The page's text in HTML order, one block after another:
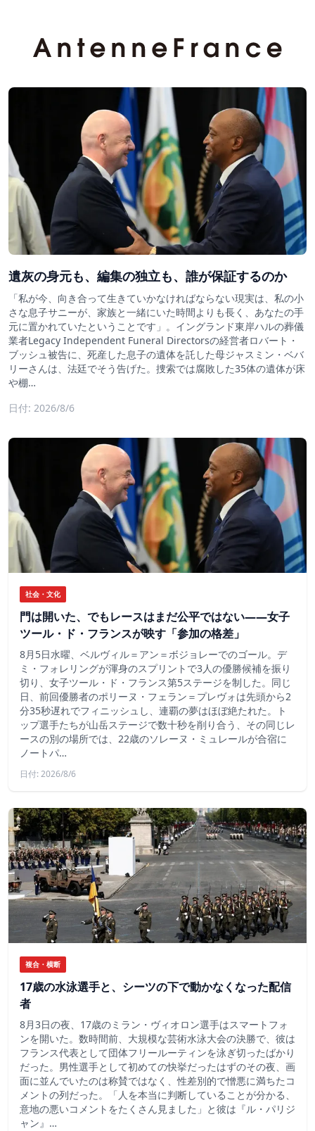
遺灰の身元も、編集の独立も、誰が保証するのか
「私が今、向き合って生きていかなければならない現実は、私の小
さな息子サニーが、家族と一緒にいた時間よりも長く、あなたの手
元に置かれていたということです」。イングランド東岸ハルの葬儀
業者Legacy Independent Funeral Directorsの経営者ロバート・
ブッシュ被告に、死産した息子の遺体を託した母ジャスミン・ベバ
リーさんは、法廷でそう告げた。捜索では腐敗した35体の遺体が床
や棚…
日付: 2026/8/6
社会・文化
門は開いた、でもレースはまだ公平ではない――女子
ツール・ド・フランスが映す「参加の格差」
8月5日水曜、ベルヴィル＝アン＝ボジョレーでのゴール。デ
ミ・フォレリングが渾身のスプリントで3人の優勝候補を振り
切り、女子ツール・ド・フランス第5ステージを制した。同じ
日、前回優勝者のポリーヌ・フェラン＝プレヴォは先頭から2
分35秒遅れでフィニッシュし、連覇の夢はほぼ絶たれた。ト
ップ選手たちが山岳ステージで数十秒を削り合う、その同じレ
ースの別の場所では、22歳のソレーヌ・ミュレールが合宿に
ノートパ…
日付: 2026/8/6
複合・横断
17歳の水泳選手と、シーツの下で動かなくなった配信
者
8月3日の夜、17歳のミラン・ヴィオロン選手はスマートフォ
ンを開いた。数時間前、大規模な芸術水泳大会の決勝で、彼は
フランス代表として団体フリールーティンを泳ぎ切ったばかり
だった。男性選手として初めての快挙だったはずのその夜、画
面に並んでいたのは称賛ではなく、性差別的で憎悪に満ちたコ
メントの列だった。「人を本当に判断していることが分かる、
意地の悪いコメントをたくさん見ました」と彼は『ル・パリジ
ャン』…